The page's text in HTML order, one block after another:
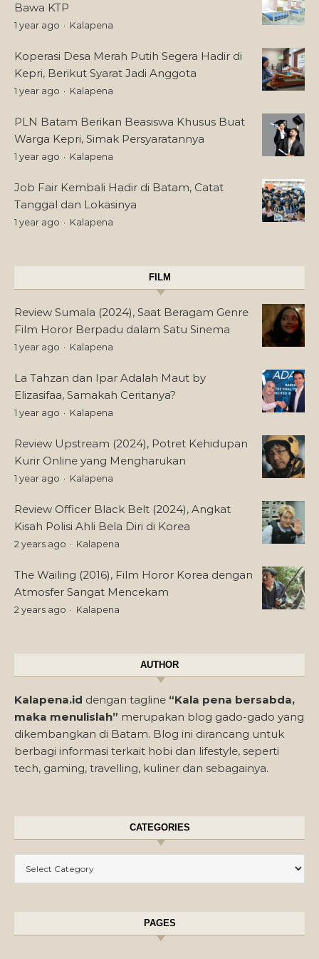
Bawa KTP
1 year ago Kalapena
Koperasi Desa Merah Putih Segera Hadir di
Kepri, Berikut Syarat Jadi Anggota
1 year ago Kalapena
PLN Batam Berikan Beasiswa Khusus Buat
Warga Kepri, Simak Persyaratannya
1 year ago Kalapena
Job Fair Kembali Hadir di Batam, Catat
Tanggal dan Lokasinya
1 year ago Kalapena
FILM
Review Sumala (2024), Saat Beragam Genre
Film Horor Berpadu dalam Satu Sinema
1 year ago Kalapena
La Tahzan dan Ipar Adalah Maut by
Elizasifaa, Samakah Ceritanya?
1 year ago Kalapena
Review Upstream (2024), Potret Kehidupan
Kurir Online yang Mengharukan
1 year ago Kalapena
Review Officer Black Belt (2024), Angkat
Kisah Polisi Ahli Bela Diri di Korea
2 years ago Kalapena
The Wailing (2016), Film Horor Korea dengan
Atmosfer Sangat Mencekam
2 years ago Kalapena
AUTHOR
Kalapena.id dengan tagline “Kala pena bersabda,
maka menulislah” merupakan blog gado-gado yang
dikembangkan di Batam. Blog ini dirancang untuk
berbagi informasi terkait hobi dan lifestyle, seperti
tech, gaming, travelling, kuliner dan sebagainya.
CATEGORIES
PAGES